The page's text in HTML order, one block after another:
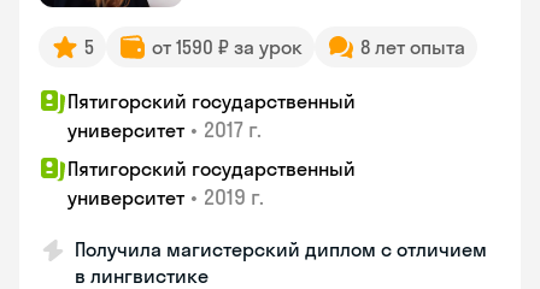
5 от 1590 ₽ за урок 8 лет опыта
Пятигорский государственный
университет • 2017 г.
Пятигорский государственный
университет • 2019 г.
Получила магистерский диплом с отличием
в лингвистике